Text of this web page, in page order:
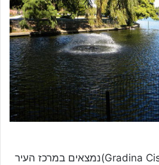
פארק צ'ישמיג'יו (Gradina Cismigiu)נמצאים במרכז העיר